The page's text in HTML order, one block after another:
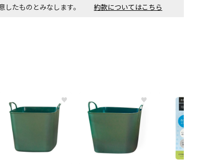
。金額・施工日はお打ち合わせの上、決定となります。
意したものとみなします。 約款についてはこちら
♥ ♥